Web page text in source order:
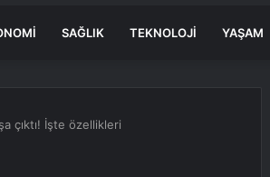
SAĞLIK TEKNOLOJI YAŞAM
çıktı! İşte özellikleri